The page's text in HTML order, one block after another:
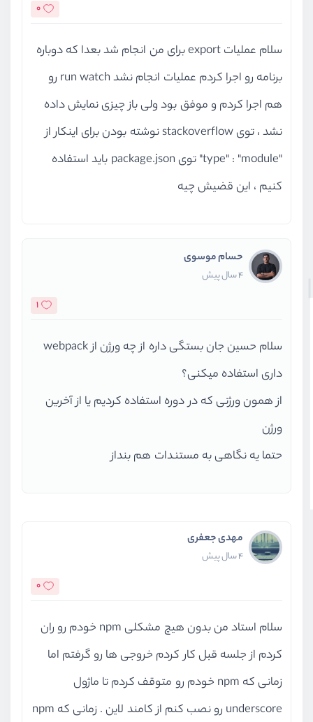
0
سلام عملیات export برای من انجام شد بعدا که دوباره
برنامه رو اجرا کردم عملیات انجام نشد run watch رو
هم اجرا کردم و موفق بود ولی باز چیزی نمایش داده
نشد ، توی stackoverflow نوشته بودن برای اینکار از
"type" : "module" توی package.json باید استفاده
کنیم ، این قضیش چیه
حسام موسوی
4 سال پیش
1
سلام حسین جان بستگی داره از چه ورژن از webpack
داری استفاده میکنی؟
از همون ورژنی که در دوره استفاده کردیم یا از آخرین
ورژن
حتما یه نگاهی به مستندات هم بنداز
مهدی جعفری
4 سال پیش
0
سلام استاد من بدون هیچ مشکلی npm خودم رو ران
کردم از جلسه قبل کار کردم خروجی ها رو گرفتم اما
زمانی که npm خودم رو متوقف کردم تا ماژول
underscore رو نصب کنم از کامند لاین . زمانی که npm